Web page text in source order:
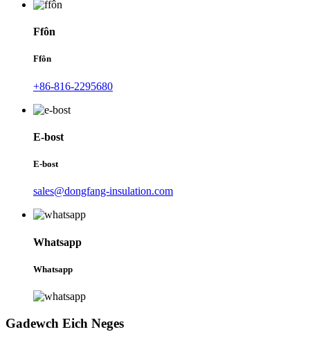
Ffôn
Ffôn
+86-816-2295680
E-bost
E-bost
sales@dongfang-insulation.com
Whatsapp
Whatsapp
Gadewch Eich Neges